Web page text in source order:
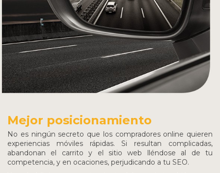
Mejor posicionamiento
No es ningún secreto que los compradores online quieren
experiencias móviles rápidas. Si resultan complicadas,
abandonan el carrito y el sitio web lléndose al de tu
competencia, y en ocaciones, perjudicando a tu SEO.